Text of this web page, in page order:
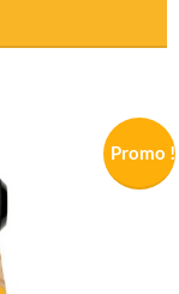
Promo !